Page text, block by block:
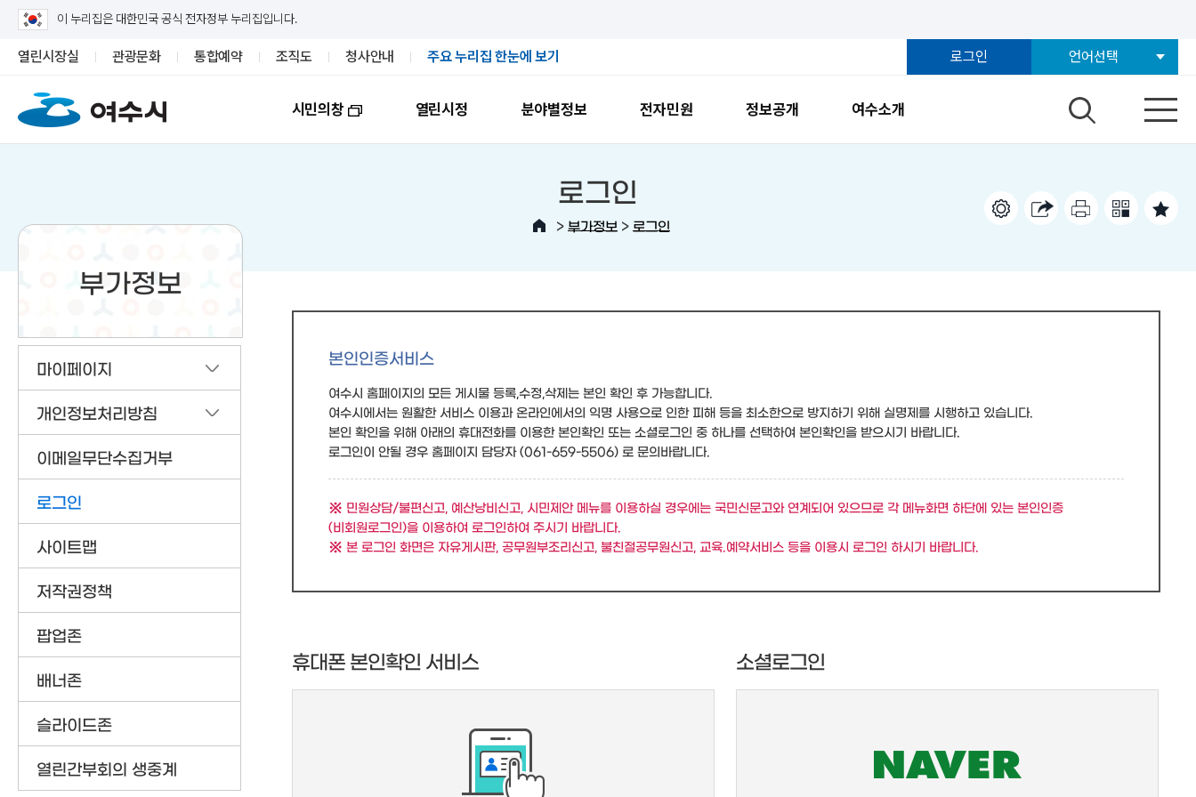
이 누리집은 대한민국 공식 전자정부 누리집입니다.
열린시장실 관광문화 통합예약 조직도 청사안내 주요 누리집 한눈에 보기 로그인 언어선택
시민의창 열린시정 분야별정보 전자민원 정보공개 여수소개
부가정보
마이페이지
개인정보처리방침
이메일무단수집거부
로그인
사이트맵
저작권정책
팝업존
배너존
슬라이드존
열린간부회의 생중계
로그인
> 부가정보 > 로그인
본인인증서비스
여수시 홈페이지의 모든 게시물 등록,수정,삭제는 본인 확인 후 가능합니다.
여수시에서는 원활한 서비스 이용과 온라인에서의 익명 사용으로 인한 피해 등을 최소한으로 방지하기 위해 실명제를 시행하고 있습니다.
본인 확인을 위해 아래의 휴대전화를 이용한 본인확인 또는 소셜로그인 중 하나를 선택하여 본인확인을 받으시기 바랍니다.
로그인이 안될 경우 홈페이지 담당자 (061-659-5506) 로 문의바랍니다.
민원상담/불편신고, 예산낭비신고, 시민제안 메뉴를 이용하실 경우에는 국민신문고와 연계되어 있으므로 각 메뉴화면 하단에 있는 본인인증
(비회원로그인)을 이용하여 로그인하여 주시기 바랍니다.
본 로그인 화면은 자유게시판, 공무원부조리신고, 불친절공무원신고, 교육.예약서비스 등을 이용시 로그인 하시기 바랍니다.
휴대폰 본인확인 서비스 소셜로그인